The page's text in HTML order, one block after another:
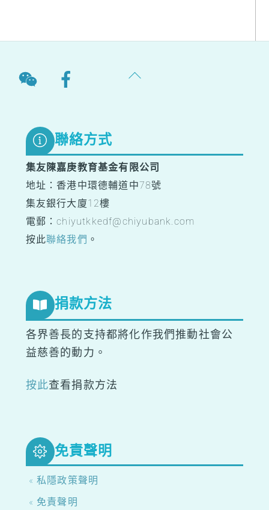
Back
聯絡方式
集友陳嘉庚教育基金有限公司
地址：香港中環德輔道中78號
集友銀行大廈12樓
電郵：chiyutkkedf@chiyubank.com
按此聯絡我們 。
捐款方法
各界善長的支持都將化作我們推動社會公
益慈善的動力。
按此查看捐款方法
免責聲明
« 私隱政策聲明
« 免責聲明